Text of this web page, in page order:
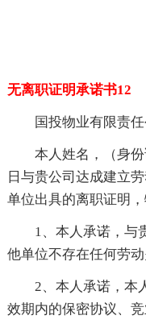
无离职证明承诺书12
国投物业有限责
本人姓名，（身
日与贵公司达成建立
单位出具的离职证明，
1、本人承诺，与
他单位不存在任何劳动
2、本人承诺，本
效期内的保密协议、